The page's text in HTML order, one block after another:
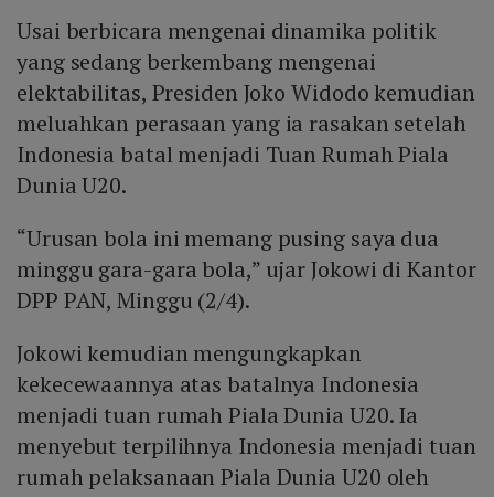
Usai berbicara mengenai dinamika politik
yang sedang berkembang mengenai
elektabilitas, Presiden Joko Widodo kemudian
meluahkan perasaan yang ia rasakan setelah
Indonesia batal menjadi Tuan Rumah Piala
Dunia U20.
“Urusan bola ini memang pusing saya dua
minggu gara-gara bola,” ujar Jokowi di Kantor
DPP PAN, Minggu (2/4).
Jokowi kemudian mengungkapkan
kekecewaannya atas batalnya Indonesia
menjadi tuan rumah Piala Dunia U20. Ia
menyebut terpilihnya Indonesia menjadi tuan
rumah pelaksanaan Piala Dunia U20 oleh